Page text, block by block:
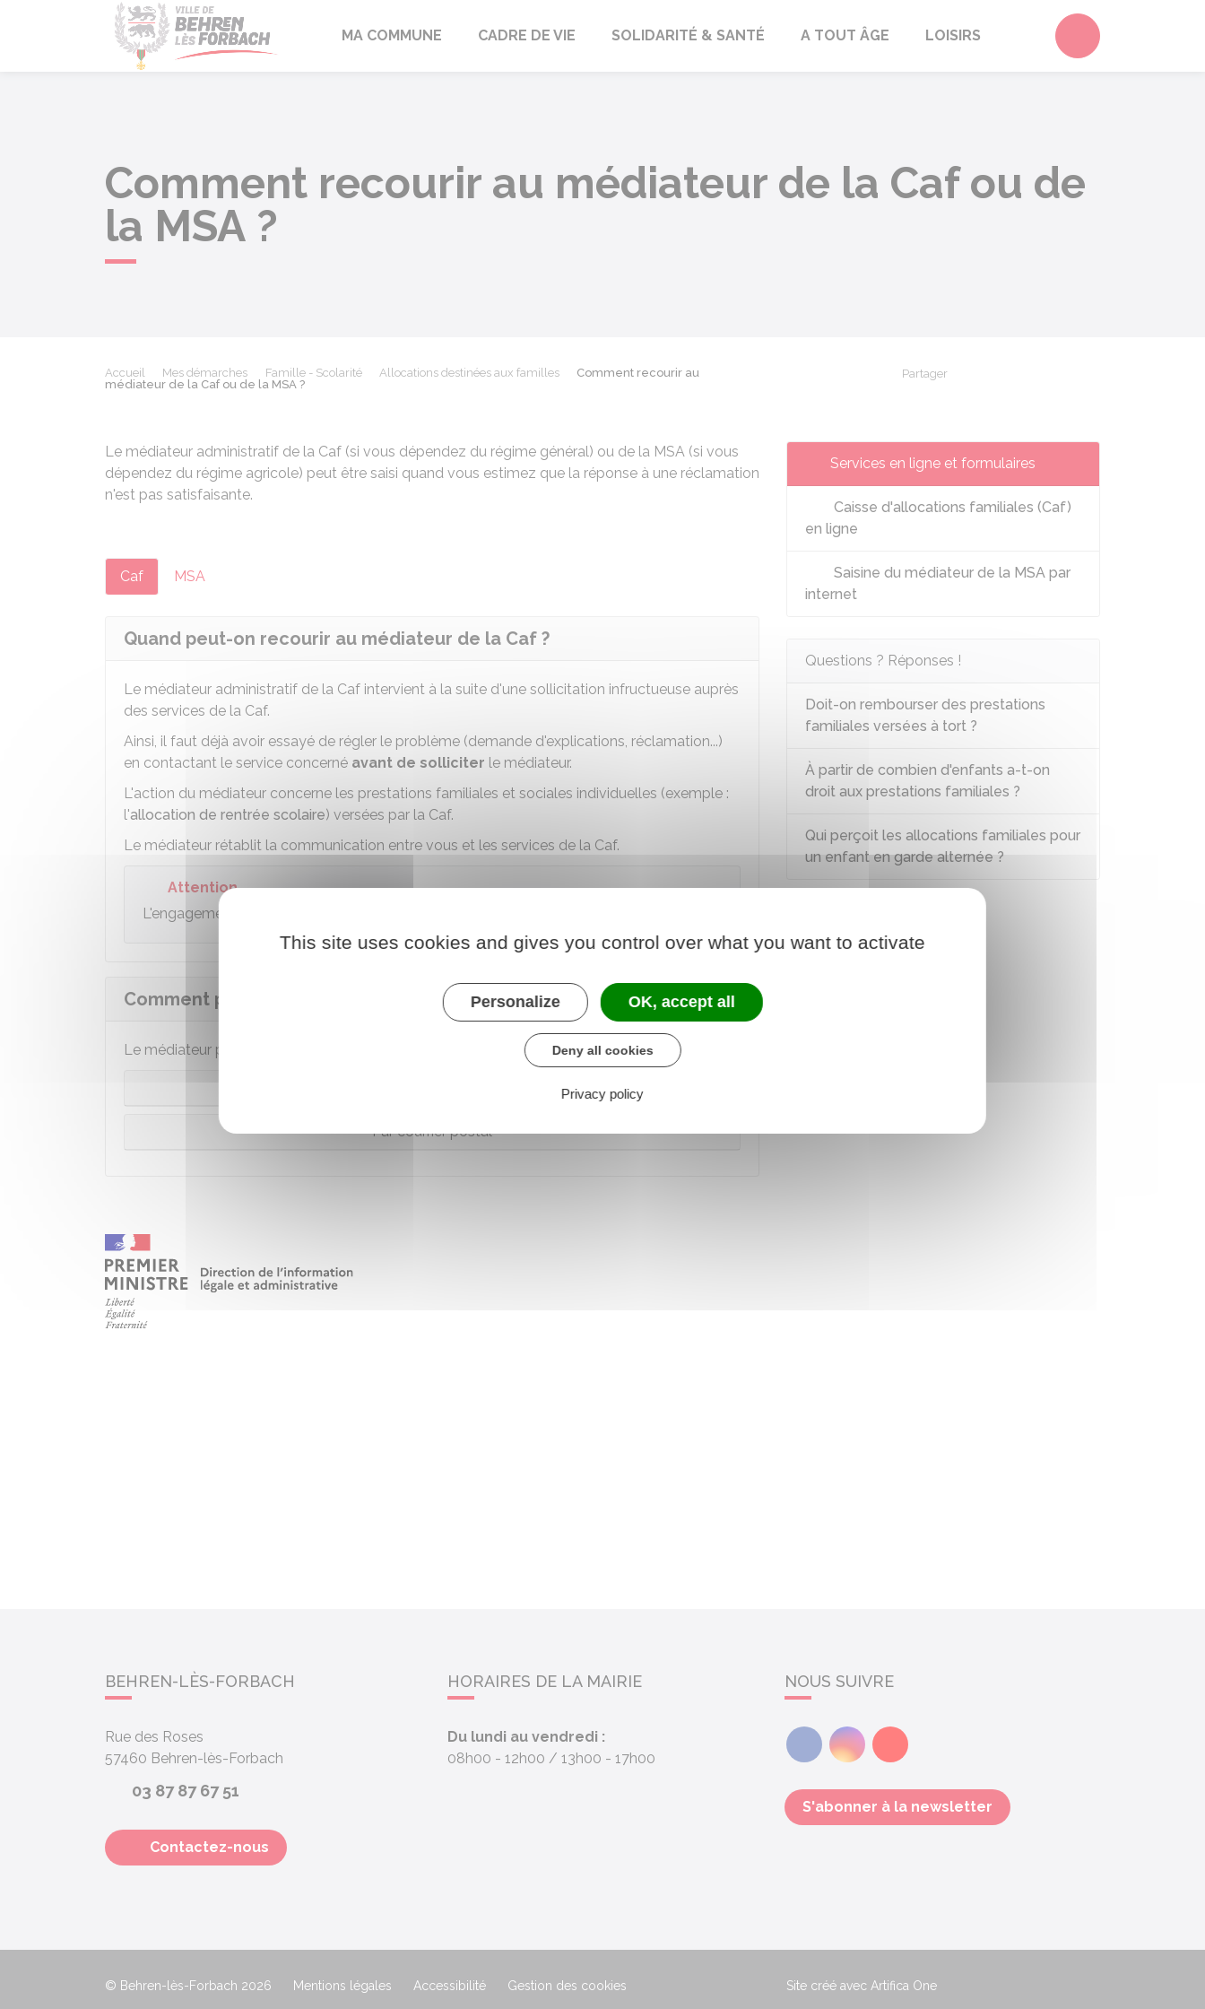
Behren-lès-Forbach
MA COMMUNE CADRE DE VIE SOLIDARITÉ & SANTÉ A TOUT ÂGE LOISIRS Accéder au
Comment recourir au médiateur de la Caf ou de
la MSA ?
Accueil Mes démarches Famille - Scolarité Allocations destinées aux familles
Comment recourir au
médiateur de la Caf ou de la MSA ?
Partager
Le médiateur administratif de la Caf (si vous dépendez du régime général) ou de la MSA (si vous
dépendez du régime agricole) peut être saisi quand vous estimez que la réponse à une réclamation
n'est pas satisfaisante.
Caf MSA
Quand peut-on recourir au médiateur de la Caf ?
Le médiateur administratif de la Caf intervient à la suite d'une sollicitation infructueuse auprès
des services de la Caf.
Ainsi, il faut déjà avoir essayé de régler le problème (demande d'explications, réclamation...)
en contactant le service concerné avant de solliciter le médiateur.
L'action du médiateur concerne les prestations familiales et sociales individuelles (exemple :
l'allocation de rentrée scolaire) versées par la Caf.
Le médiateur rétablit la communication entre vous et les services de la Caf.
Attention
L'engagement d'un recours contentieux auprès du tribunal met fin à la médiation.
Comment peut-on recourir au médiateur de la Caf ?
Le médiateur peut être saisi par internet ou par courrier postal :
Par courrier postal
Services en ligne et formulaires
Caisse d'allocations familiales (Caf)
en ligne
Saisine du médiateur de la MSA par
internet
Questions ? Réponses !
Doit-on rembourser des prestations
familiales versées à tort ?
À partir de combien d'enfants a-t-on
droit aux prestations familiales ?
Qui perçoit les allocations familiales pour
un enfant en garde alternée ?
BEHREN-LÈS-FORBACH
Rue des Roses
57460 Behren-lès-Forbach
03 87 87 67 51
Contactez-nous
HORAIRES DE LA MAIRIE
Du lundi au vendredi :
08h00 - 12h00
13h00 - 17h00
NOUS SUIVRE
FacebookInstagramYoutube
S'abonner à la newsletter
© Behren-lès-Forbach 2026 Mentions légales Accessibilité Gestion des cookies Site créé avec Artifica One
This site uses cookies and gives you control over what you want to activate
Personalize OK, accept all
Deny all cookies
Privacy policy